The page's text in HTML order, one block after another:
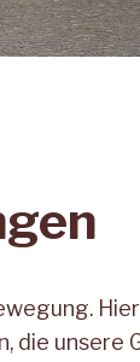
die unsere